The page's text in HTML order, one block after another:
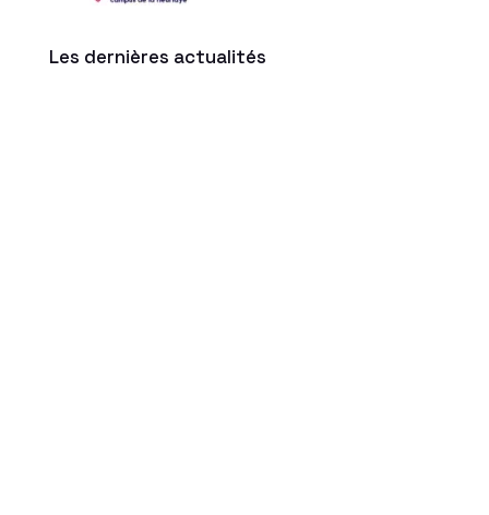
Les dernières actualités